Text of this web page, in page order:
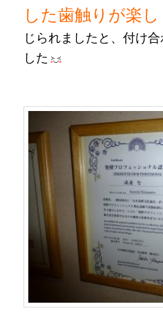
した歯触りが楽し
じられましたと、付け
した